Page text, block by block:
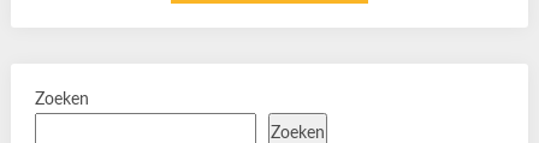
Zoeken
Zoeken